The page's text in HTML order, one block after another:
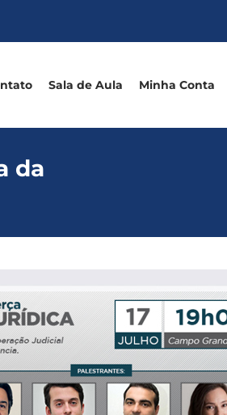
Sala de Aula Minha Conta
da